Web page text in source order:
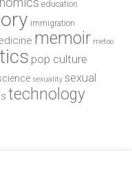
education
immigration
memoir metoo
pop culture
sexuality sexual
technology